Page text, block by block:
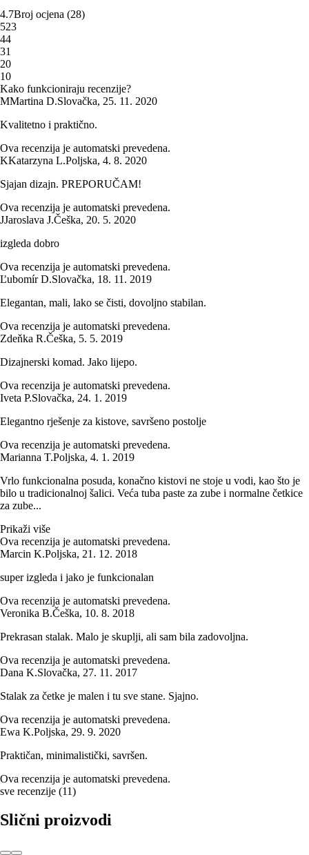
4.7Broj ocjena (28)
523
44
31
20
10
Kako funkcioniraju recenzije?
MMartina D.Slovačka, 25. 11. 2020
Kvalitetno i praktično.
Ova recenzija je automatski prevedena.
KKatarzyna L.Poljska, 4. 8. 2020
Sjajan dizajn. PREPORUČAM!
Ova recenzija je automatski prevedena.
JJaroslava J.Češka, 20. 5. 2020
izgleda dobro
Ova recenzija je automatski prevedena.
Ľubomír D.Slovačka, 18. 11. 2019
Elegantan, mali, lako se čisti, dovoljno stabilan.
Ova recenzija je automatski prevedena.
Zdeňka R.Češka, 5. 5. 2019
Dizajnerski komad. Jako lijepo.
Ova recenzija je automatski prevedena.
Iveta P.Slovačka, 24. 1. 2019
Elegantno rješenje za kistove, savršeno postolje
Ova recenzija je automatski prevedena.
Marianna T.Poljska, 4. 1. 2019
Vrlo funkcionalna posuda, konačno kistovi ne stoje u vodi, kao što je
bilo u tradicionalnoj šalici. Veća tuba paste za zube i normalne četkice
za zube...
Prikaži više
Ova recenzija je automatski prevedena.
Marcin K.Poljska, 21. 12. 2018
super izgleda i jako je funkcionalan
Ova recenzija je automatski prevedena.
Veronika B.Češka, 10. 8. 2018
Prekrasan stalak. Malo je skuplji, ali sam bila zadovoljna.
Ova recenzija je automatski prevedena.
Dana K.Slovačka, 27. 11. 2017
Stalak za četke je malen i tu sve stane. Sjajno.
Ova recenzija je automatski prevedena.
Ewa K.Poljska, 29. 9. 2020
Praktičan, minimalistički, savršen.
Ova recenzija je automatski prevedena.
sve recenzije (11)
Slični proizvodi